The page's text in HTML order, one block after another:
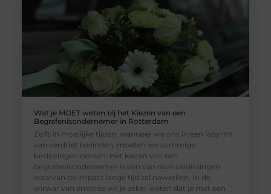
Wat je MOET weten bij het Kiezen van een
Begrafenisondernemer in Rotterdam
Zelfs in moeilijke tijden, wanneer we ons in een labyrint
van verdriet bevinden, moeten we sommige
beslissingen nemen. Het kiezen van een
begrafenisondernemer is een van deze beslissingen
waarvan de impact lange tijd zal nawerken. In de
wirwar van emoties wil je zeker weten dat je met een